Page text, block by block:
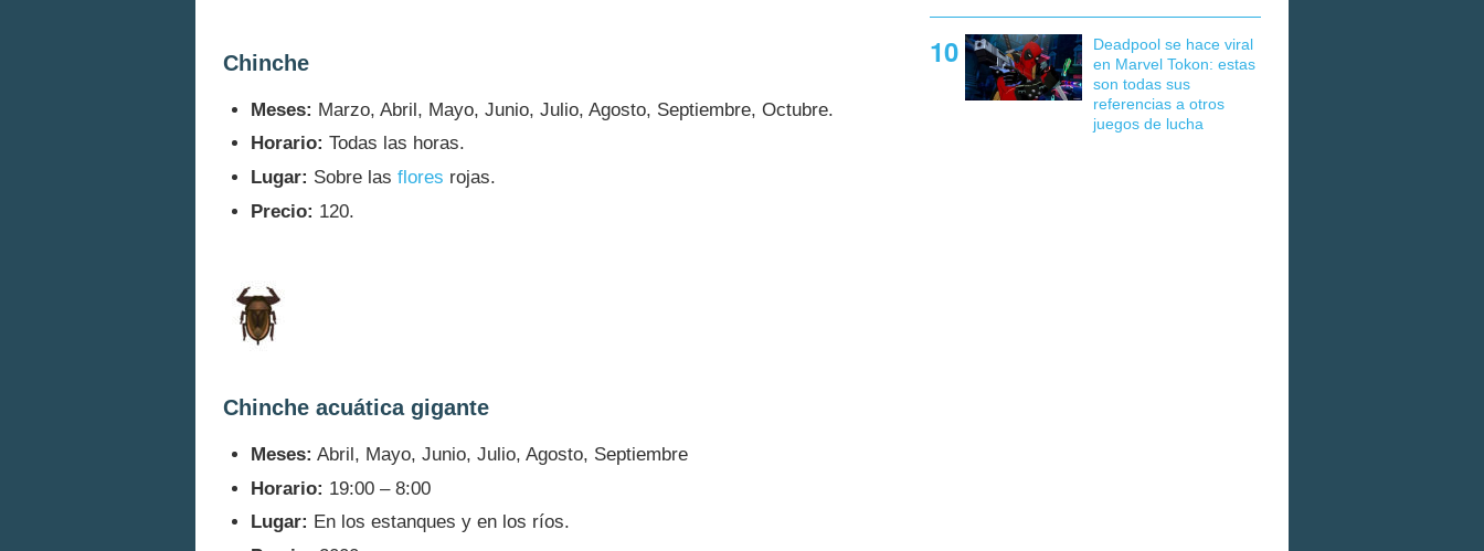
Chinche
Meses: Marzo, Abril, Mayo, Junio, Julio, Agosto, Septiembre, Octubre.
Horario: Todas las horas.
Lugar: Sobre las flores rojas.
Precio: 120.
Chinche acuática gigante
Meses: Abril, Mayo, Junio, Julio, Agosto, Septiembre
Horario: 19:00 – 8:00
Lugar: En los estanques y en los ríos.
Deadpool se hace viral
en Marvel Tokon: estas
son todas sus
referencias a otros
juegos de lucha